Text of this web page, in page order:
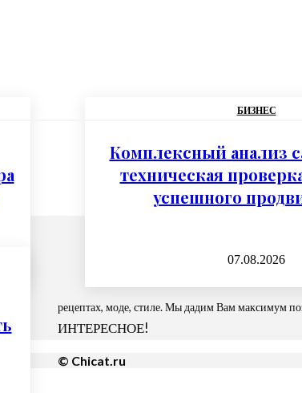
БИЗНЕС
Комплексный анализ
техническая
успешного
07.08.2026
рецептах, моде, стиле. Мы дадим Вам максимум
ИНТЕРЕСНОЕ!
© Chicat.ru